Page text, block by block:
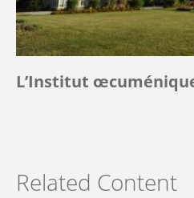
L’Institut
Related Content